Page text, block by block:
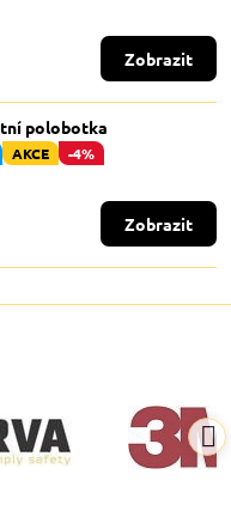
Zobrazit
polobotka
AKCE -4%
Zobrazit